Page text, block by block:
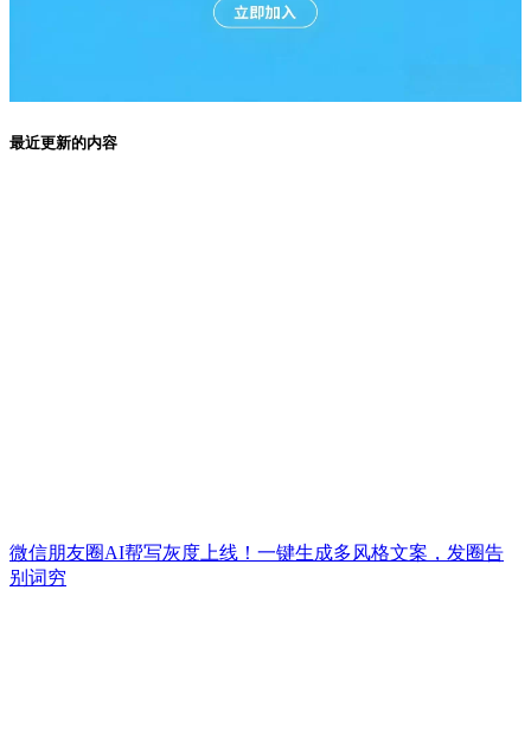
最近更新的内容
微信朋友圈AI帮写灰度上线！一键生成多风格文案，发圈告
别词穷